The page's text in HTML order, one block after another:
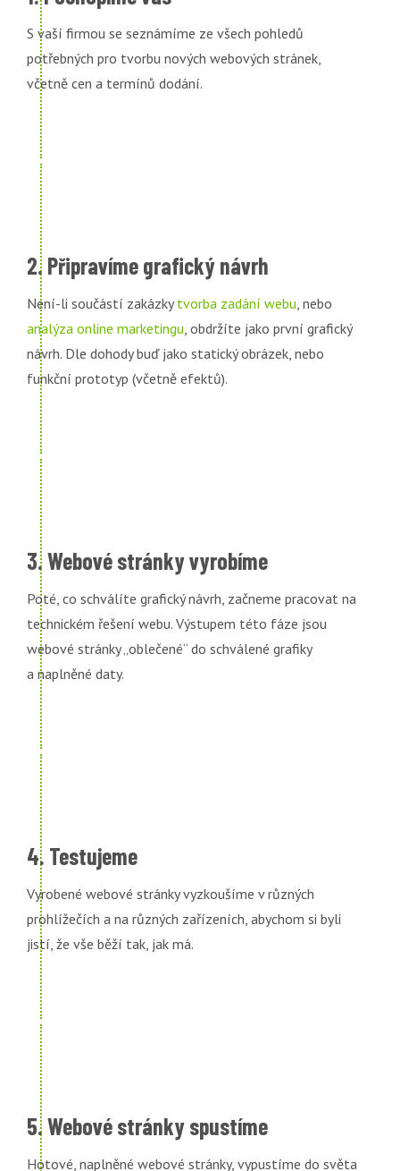
S vaší firmou se seznámíme ze všech pohledů
potřebných pro tvorbu nových webových stránek,
včetně cen a termínů dodání.
2. Připravíme grafický návrh
Není-li součástí zakázkytvorba zadání webu, nebo
analýza online marketingu, obdržíte jako první grafický
návrh. Dle dohody buď jako statický obrázek, nebo
funkční prototyp (včetně efektů).
3. Webové stránky vyrobíme
Poté, co schválíte grafický návrh, začneme pracovat na
technickém řešení webu. Výstupem této fáze jsou
webové stránky „oblečené“ do schválené grafiky
a naplněné daty.
4. Testujeme
Vyrobené webové stránky vyzkoušíme v různých
prohlížečích a na různých zařízeních, abychom si byli
jistí, že vše běží tak, jak má.
5. Webové stránky spustíme
Hotové, naplněné webové stránky, vypustíme do světa